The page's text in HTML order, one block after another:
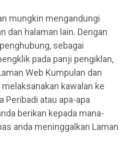
mungkin mengandungi
dan halaman lain. Dengan
sebagai
pada panji pengiklan,
Web Kumpulan dan
kawalan ke
Peribadi atau apa-apa
berikan kepada mana-
anda meninggalkan Laman